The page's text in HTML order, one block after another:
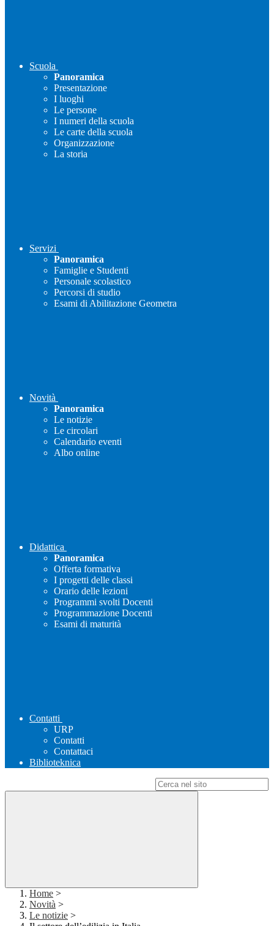
Scuola
Panoramica
Presentazione
I luoghi
Le persone
I numeri della scuola
Le carte della scuola
Organizzazione
La storia
Servizi
Panoramica
Famiglie e Studenti
Personale scolastico
Percorsi di studio
Esami di Abilitazione Geometra
Novità
Panoramica
Le notizie
Le circolari
Calendario eventi
Albo online
Didattica
Panoramica
Offerta formativa
I progetti delle classi
Orario delle lezioni
Programmi svolti Docenti
Programmazione Docenti
Esami di maturità
Contatti
URP
Contatti
Contattaci
Biblioteknica
Home >
Novità >
Le notizie >